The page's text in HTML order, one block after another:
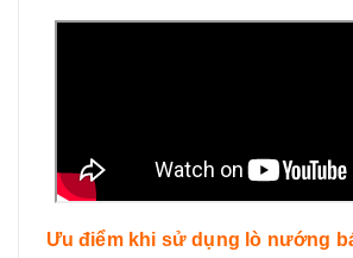
21-Lò nướng bánh mì xoay 16 khay
22-
Lò nướng xoay 6 khay
Ưu điểm khi sử dụng lò nướng